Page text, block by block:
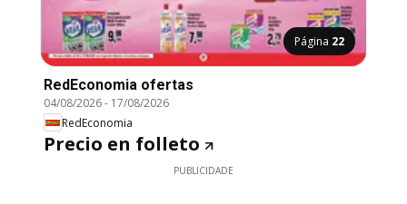
Página 22
RedEconomia ofertas
04/08/2026- 17/08/2026
RedEconomia
Precio en folleto
PUBLICIDADE